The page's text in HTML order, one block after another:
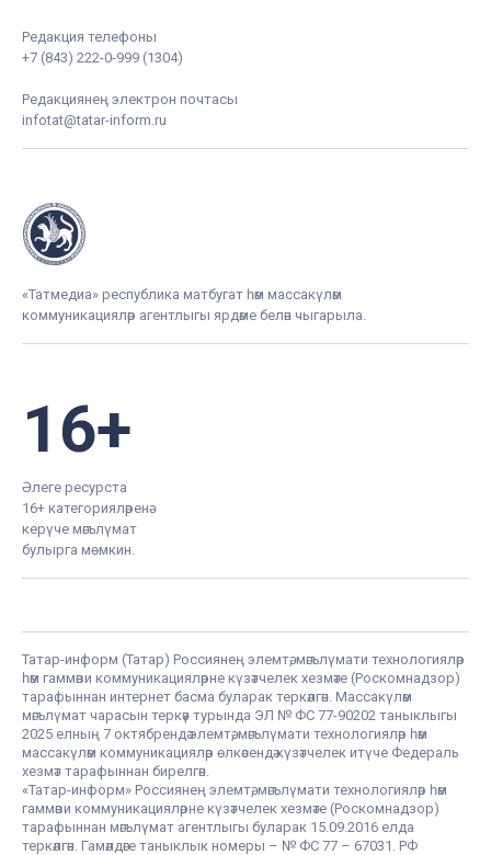
Редакция телефоны
+7 (843) 222-0-999 (1304)
Редакциянең электрон почтасы
infotat@tatar-inform.ru
«Татмедиа» республика матбугат һәм массакүләм
коммуникацияләр агентлыгы ярдәме белән чыгарыла.
16+
Әлеге ресурста
16+ категорияләренә
керүче мәгълүмат
булырга мөмкин.
Татар-информ (Татар) Россиянең элемтә, мәгълүмати технологияләр
һәм гаммәви коммуникацияләрне күзәтчелек хезмәте (Роскомнадзор)
тарафыннан интернет басма буларак теркәлгән. Массакүләм
мәгълүмат чарасын теркәү турында ЭЛ № ФС 77-90202 таныклыгы
2025 елның 7 октябрендә элемтә, мәгълүмати технологияләр һәм
массакүләм коммуникацияләр өлкәсендә күзәтчелек итүче Федераль
хезмәт тарафыннан бирелгән.
«Татар-информ» Россиянең элемтә, мәгълүмати технологияләр һәм
гаммәви коммуникацияләрне күзәтчелек хезмәте (Роскомнадзор)
тарафыннан мәгълүмат агентлыгы буларак 15.09.2016 елда
теркәлгән. Гамәлдәге таныклык номеры – № ФС 77 – 67031. РФ